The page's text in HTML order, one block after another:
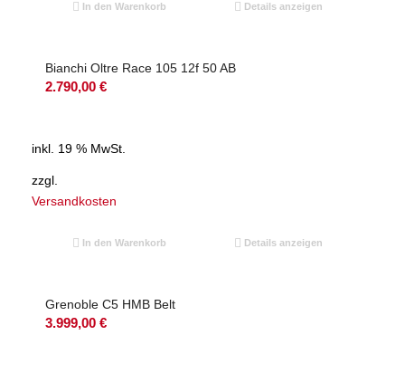
In den Warenkorb Details anzeigen
Bianchi Oltre Race 105 12f 50 AB
2.790,00 €
inkl. 19 % MwSt.
zzgl.
Versandkosten
In den Warenkorb Details anzeigen
Grenoble C5 HMB Belt
3.999,00 €